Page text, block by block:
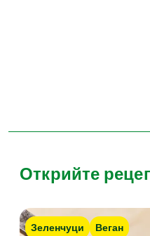
Открийте
Зеленчуци Веган